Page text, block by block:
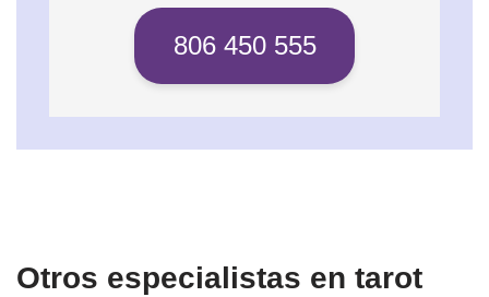
806 450 555
Otros especialistas en tarot